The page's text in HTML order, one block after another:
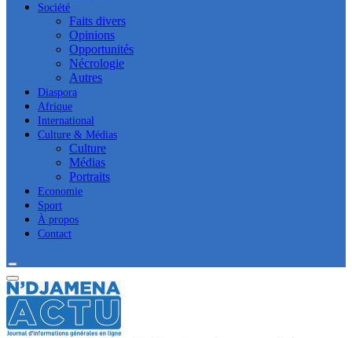
Société
Faits divers
Opinions
Opportunités
Nécrologie
Autres
Diaspora
Afrique
International
Culture & Médias
Culture
Médias
Portraits
Economie
Sport
À propos
Contact